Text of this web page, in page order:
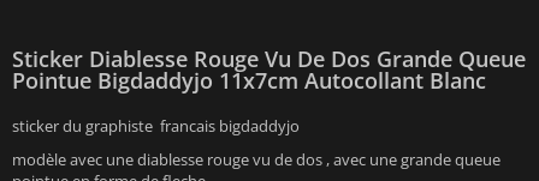
Sticker Diablesse Rouge Vu De Dos Grande Queue
Pointue Bigdaddyjo 11x7cm Autocollant Blanc
sticker du graphiste francais bigdaddyjo
modèle avec une diablesse rouge vu de dos , avec une grande queue